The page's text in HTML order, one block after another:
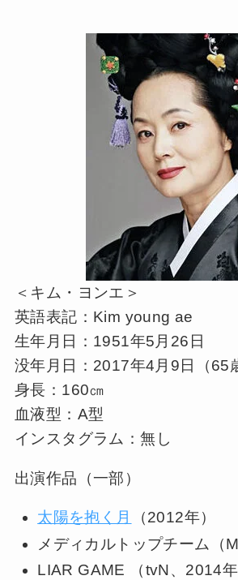
＜キム・ヨンエ＞
英語表記：Kim young ae
生年月日：1951年5月26日
没年月日：2017年4月9日（65
身長：160㎝
血液型：A型
インスタグラム：無し
出演作品（一部）
太陽を抱く月
（2012年）
メディカルトップチーム（
LIAR GAME （tvN、2014年